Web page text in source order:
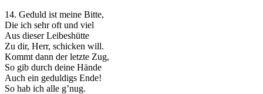
14. Geduld ist meine Bitte,
Die ich sehr oft und viel
Aus dieser Leibeshütte
Zu dir, Herr, schicken will.
Kommt dann der letzte Zug,
So gib durch deine Hände
Auch ein geduldigs Ende!
So hab ich alle g’nug.